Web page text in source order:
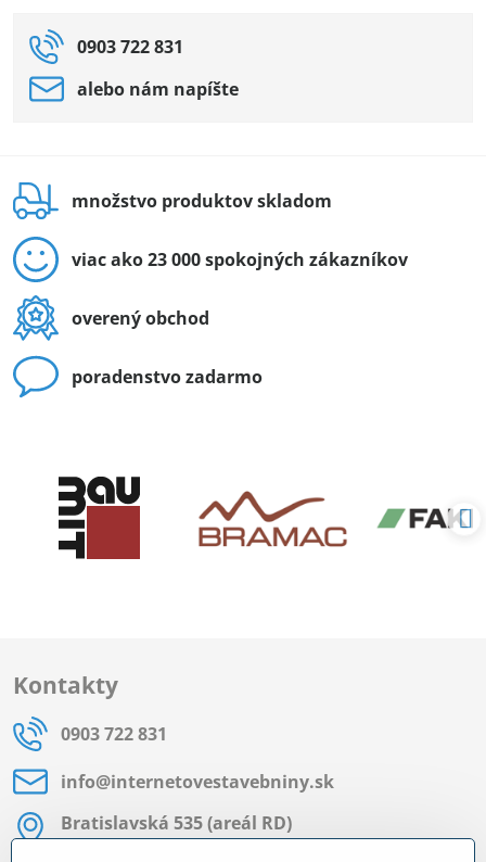
0903 722 831
alebo nám napíšte
množstvo produktov skladom
viac ako 23 000 spokojných zákazníkov
overený obchod
poradenstvo zadarmo
Kontakty
0903 722 831
info​@internetovestavebniny​.sk
Bratislavská 535 (areál RD)
Most pri Bratislave